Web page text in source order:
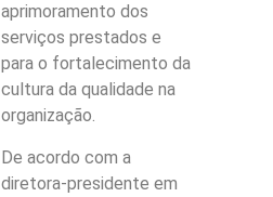
aprimoramento dos
serviços prestados e
para o fortalecimento da
cultura da qualidade na
organização.
De acordo com a
diretora-presidente em